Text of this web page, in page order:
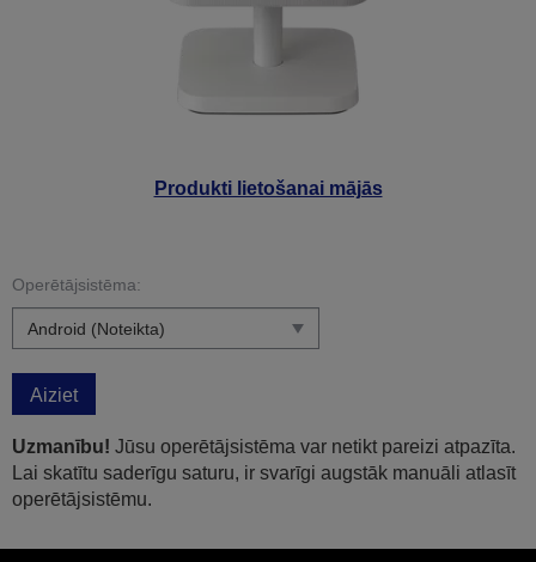
Produkti lietošanai mājās
Operētājsistēma:
Aiziet
Uzmanību! Jūsu operētājsistēma var netikt pareizi atpazīta.
Lai skatītu saderīgu saturu, ir svarīgi augstāk manuāli atlasīt
operētājsistēmu.